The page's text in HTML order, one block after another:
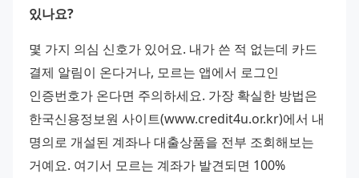
있나요?
몇 가지 의심 신호가 있어요. 내가 쓴 적 없는데 카드
결제 알림이 온다거나, 모르는 앱에서 로그인
인증번호가 온다면 주의하세요. 가장 확실한 방법은
한국신용정보원 사이트(www.credit4u.or.kr)에서 내
명의로 개설된 계좌나 대출상품을 전부 조회해보는
거예요. 여기서 모르는 계좌가 발견되면 100%